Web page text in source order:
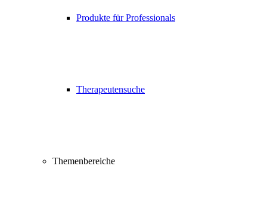
Produkte für Professionals
Therapeutensuche
Themenbereiche